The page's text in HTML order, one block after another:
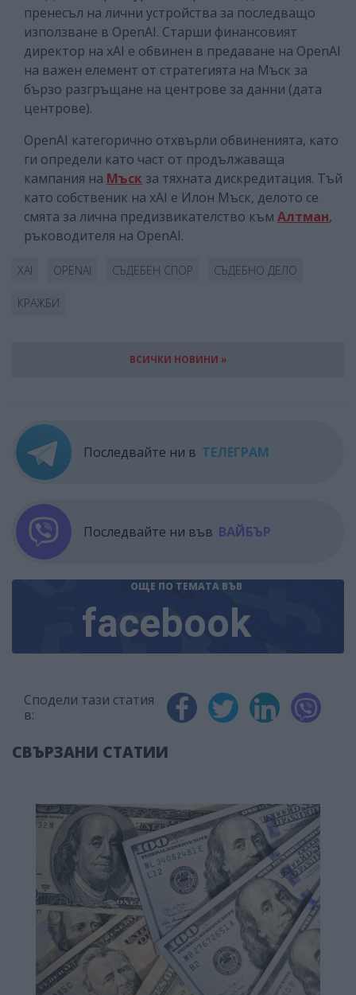
пренесъл на лични устройства за последващо
използване в OpenAI. Старши финансовият
директор на xAI е обвинен в предаване на OpenAI
на важен елемент от стратегията на Мъск за
бързо разгръщане на центрове за данни (дата
центрове).
OpenAI категорично отхвърли обвиненията, като
ги определи като част от продължаваща
кампания на Мъск за тяхната дискредитация. Тъй
като собственик на xAI е Илон Мъск, делото се
смята за лична предизвикателство към Алтман,
ръководителя на OpenAI.
XAI OPENAI СЪДЕБЕН СПОР СЪДЕБНО ДЕЛО
КРАЖБИ
ВСИЧКИ НОВИНИ »
Последвайте ни в ТЕЛЕГРАМ
Последвайте ни във ВАЙБЪР
ОЩЕ ПО ТЕМАТА ВЪВ
facebook
Сподели тази статия
в:
СВЪРЗАНИ СТАТИИ